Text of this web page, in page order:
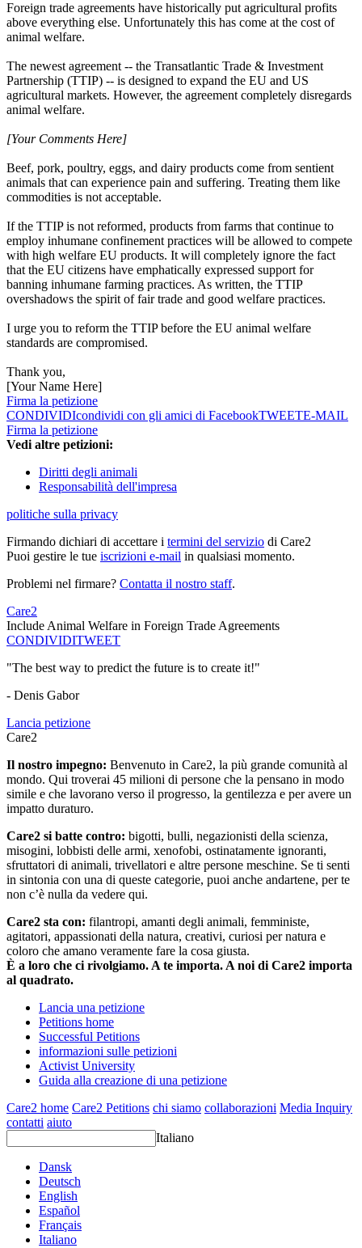
Foreign trade agreements have historically put agricultural profits
above everything else. Unfortunately this has come at the cost of
animal welfare.
The newest agreement -- the Transatlantic Trade & Investment
Partnership (TTIP) -- is designed to expand the EU and US
agricultural markets. However, the agreement completely disregards
animal welfare.
[Your Comments Here]
Beef, pork, poultry, eggs, and dairy products come from sentient
animals that can experience pain and suffering. Treating them like
commodities is not acceptable.
If the TTIP is not reformed, products from farms that continue to
employ inhumane confinement practices will be allowed to compete
with high welfare EU products. It will completely ignore the fact
that the EU citizens have emphatically expressed support for
banning inhumane farming practices. As written, the TTIP
overshadows the spirit of fair trade and good welfare practices.
I urge you to reform the TTIP before the EU animal welfare
standards are compromised.
Thank you,
[Your Name Here]
Firma la petizione
CONDIVIDIcondividi con gli amici di FacebookTWEETE-MAIL
Firma la petizione
Vedi altre petizioni:
Diritti degli animali
Responsabilità dell'impresa
politiche sulla privacy
Firmando dichiari di accettare i termini del servizio di Care2
Puoi gestire le tue iscrizioni e-mail in qualsiasi momento.
Problemi nel firmare? Contatta il nostro staff.
Care2
Include Animal Welfare in Foreign Trade Agreements
CONDIVIDITWEET
"The best way to predict the future is to create it!"
- Denis Gabor
Lancia petizione
Care2
Il nostro impegno: Benvenuto in Care2, la più grande comunità al
mondo. Qui troverai 45 milioni di persone che la pensano in modo
simile e che lavorano verso il progresso, la gentilezza e per avere un
impatto duraturo.
Care2 si batte contro: bigotti, bulli, negazionisti della scienza,
misogini, lobbisti delle armi, xenofobi, ostinatamente ignoranti,
sfruttatori di animali, trivellatori e altre persone meschine. Se ti senti
in sintonia con una di queste categorie, puoi anche andartene, per te
non c’è nulla da vedere qui.
Care2 sta con: filantropi, amanti degli animali, femministe,
agitatori, appassionati della natura, creativi, curiosi per natura e
coloro che amano veramente fare la cosa giusta.
È a loro che ci rivolgiamo. A te importa. A noi di Care2 importa
al quadrato.
Lancia una petizione
Petitions home
Successful Petitions
informazioni sulle petizioni
Activist University
Guida alla creazione di una petizione
Care2 home Care2 Petitions chi siamo collaborazioni Media Inquiry
contatti aiuto
Italiano
Dansk
Deutsch
English
Español
Français
Italiano